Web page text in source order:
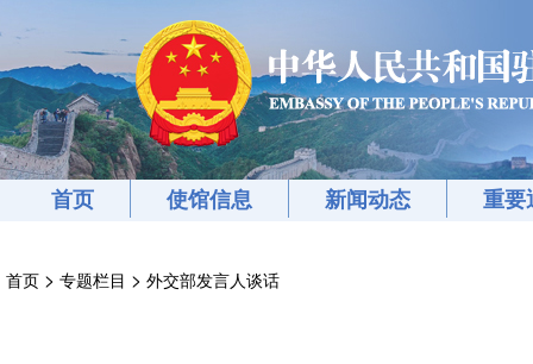
首页 使馆信息 新闻动态 重要
首页 > 专题栏目 > 外交部发言人谈话